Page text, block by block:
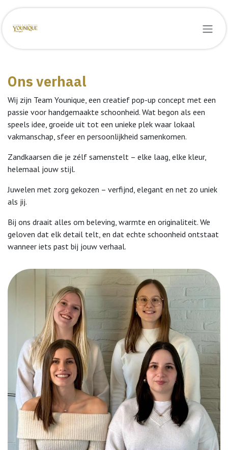
Overslaan naar inhoud
Ons verhaal
Wij zijn Team Younique, een creatief pop-up concept met een
passie voor handgemaakte schoonheid. Wat begon als een
speels idee, groeide uit tot een unieke plek waar lokaal
vakmanschap, sfeer en persoonlijkheid samenkomen.
Zandkaarsen die je zélf samenstelt – elke laag, elke kleur,
helemaal jouw stijl.
Juwelen met zorg gekozen – verfijnd, elegant en net zo uniek
als jij.
Bij ons draait alles om beleving, warmte en originaliteit. We
geloven dat elk detail telt, en dat echte schoonheid ontstaat
wanneer iets past bij jouw verhaal.